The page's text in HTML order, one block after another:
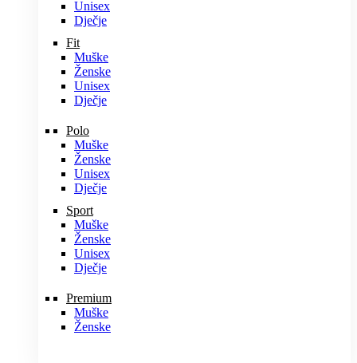
Unisex
Dječje
Fit
Muške
Ženske
Unisex
Dječje
Polo
Muške
Ženske
Unisex
Dječje
Sport
Muške
Ženske
Unisex
Dječje
Premium
Muške
Ženske